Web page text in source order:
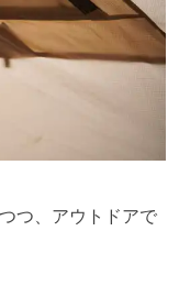
つ、アウトドアで